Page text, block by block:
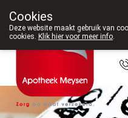
Cookies
Deze website maakt gebruik van
cookies. Klik hier voor meer info.